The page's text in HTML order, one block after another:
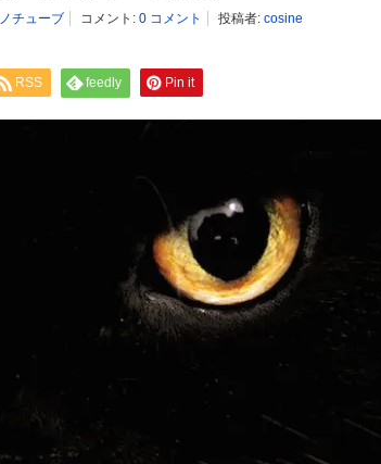
チューブ コメント: 0 コメント 投稿者: cosine
RSS feedly Pin it